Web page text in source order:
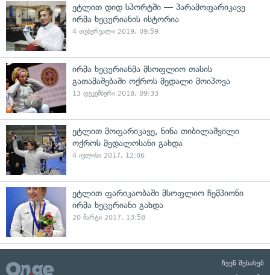
ეტლით დიდ სპორტში — პარამოფარიკავე
ირმა ხეცურიანის ისტორია
4 თებერვალი 2019, 09:59
ირმა ხეცურიანმა მსოფლიო თასის
გათამაშებაში ოქროს მედალი მოიპოვა
13 დეკემბერი 2018, 09:33
ეტლით მოფარიკავე, ნინა თიბილაშვილი
ოქროს მედალოსანი გახდა
4 ივლისი 2017, 12:06
ეტლით ფარიკაობაში მსოფლიო ჩემპიონი
ირმა ხეცურიანი გახდა
20 მარტი 2017, 13:58
ჩვენ შესახებ